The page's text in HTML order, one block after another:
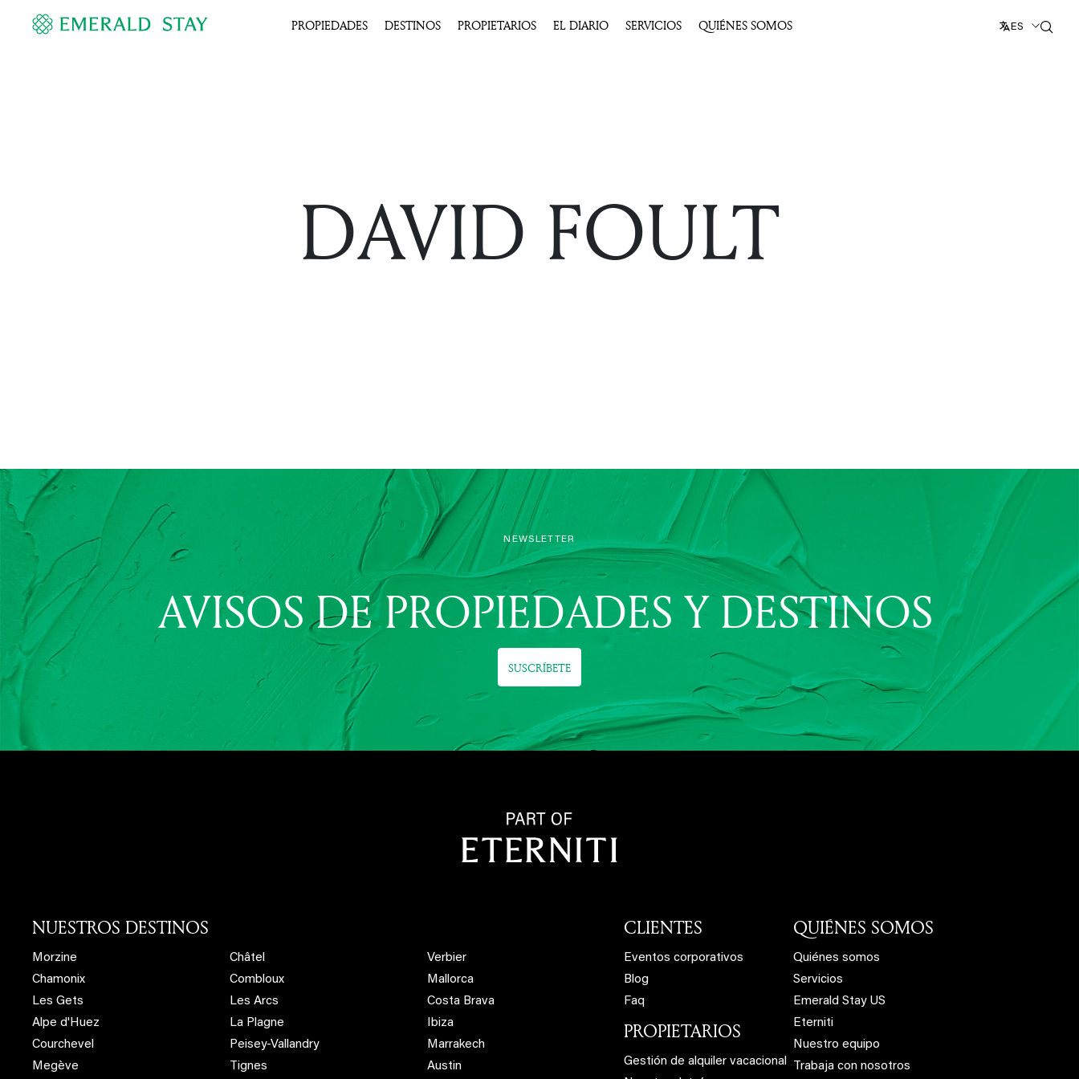
ES
PROPIEDADES DESTINOS PROPIETARIOS EL DIARIO SERVICIOS QUIÉNES SOMOS
DAVID FOULT
NEWSLETTER
AVISOS DE PROPIEDADES Y DESTINOS
SUSCRÍBETE
NUESTROS DESTINOS
Morzine
Chamonix
Les Gets
Alpe d'Huez
Courchevel
Megève
Châtel
Combloux
Les Arcs
La Plagne
Peisey-Vallandry
Tignes
Verbier
Mallorca
Costa Brava
Ibiza
Marrakech
Austin
CLIENTES
Eventos corporativos
Blog
Faq
PROPIETARIOS
Gestión de alquiler vacacional
QUIÉNES SOMOS
Quiénes somos
Servicios
Emerald Stay US
Eterniti
Nuestro equipo
Trabaja con nosotros